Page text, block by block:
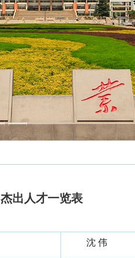
杰出人才一览表
沈 伟